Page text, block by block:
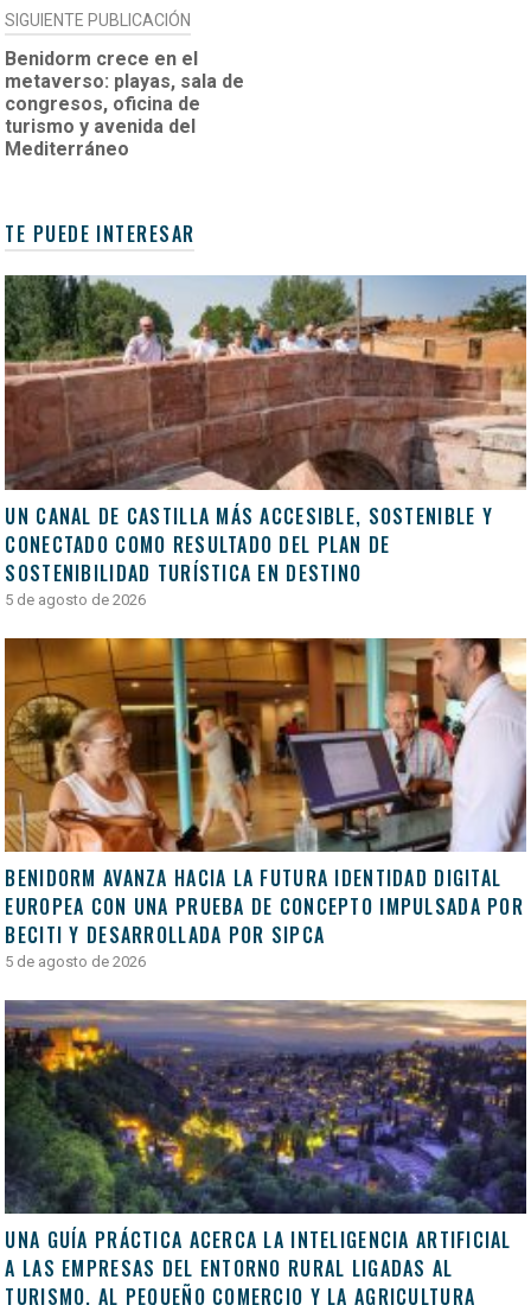
SIGUIENTE PUBLICACIÓN
Benidorm crece en el
metaverso: playas, sala de
congresos, oficina de
turismo y avenida del
Mediterráneo
TE PUEDE INTERESAR
UN CANAL DE CASTILLA MÁS ACCESIBLE, SOSTENIBLE Y
CONECTADO COMO RESULTADO DEL PLAN DE
SOSTENIBILIDAD TURÍSTICA EN DESTINO
5 de agosto de 2026
BENIDORM AVANZA HACIA LA FUTURA IDENTIDAD DIGITAL
EUROPEA CON UNA PRUEBA DE CONCEPTO IMPULSADA POR
BECITI Y DESARROLLADA POR SIPCA
5 de agosto de 2026
UNA GUÍA PRÁCTICA ACERCA LA INTELIGENCIA ARTIFICIAL
A LAS EMPRESAS DEL ENTORNO RURAL LIGADAS AL
TURISMO, AL PEQUEÑO COMERCIO Y LA AGRICULTURA